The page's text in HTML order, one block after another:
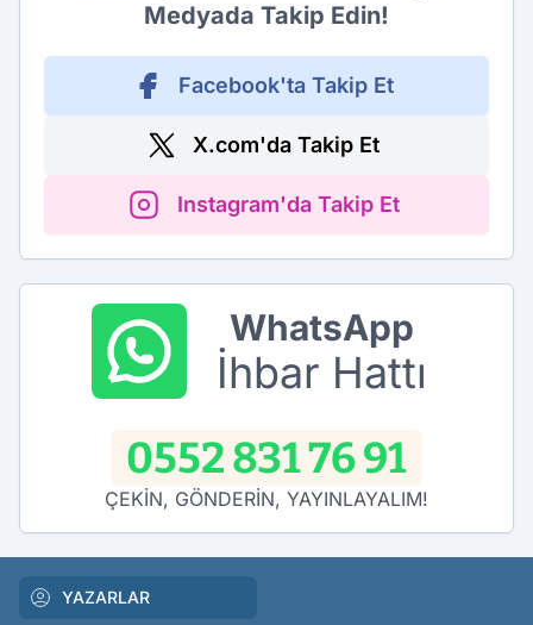
Medyada Takip Edin!
Facebook'ta Takip Et
X.com'da Takip Et
Instagram'da Takip Et
WhatsApp
İhbar Hattı
0552 831 76 91
ÇEKİN, GÖNDERİN, YAYINLAYALIM!
YAZARLAR